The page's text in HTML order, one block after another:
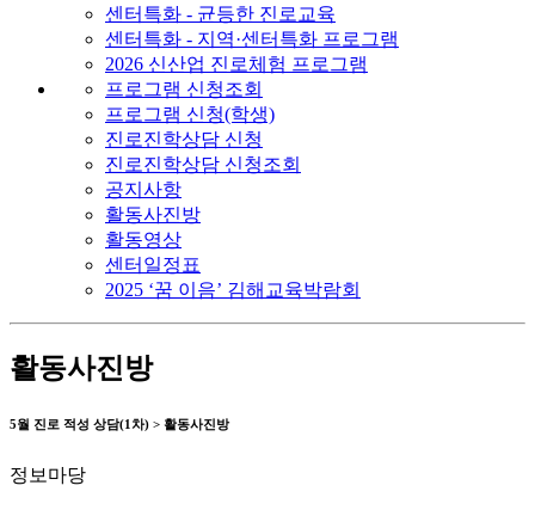
센터특화 - 균등한 진로교육
센터특화 - 지역·센터특화 프로그램
2026 신산업 진로체험 프로그램
프로그램 신청조회
프로그램 신청(학생)
진로진학상담 신청
진로진학상담 신청조회
공지사항
활동사진방
활동영상
센터일정표
2025 ‘꿈 이음’ 김해교육박람회
활동사진방
5월 진로 적성 상담(1차) > 활동사진방
정보마당